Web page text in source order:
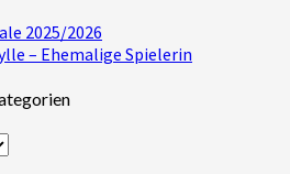
2025/2026
– Ehemalige Spielerin